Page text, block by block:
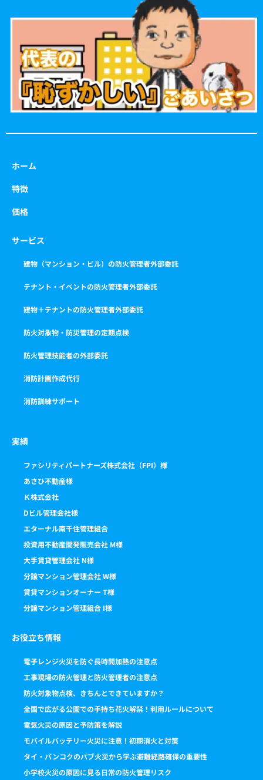
o
k
g
a
m
e
u
b
e
ホーム
特徴
価格
サービス
建物（マンション・ビル）の防火管理者外部委託
テナント・イベントの防火管理者外部委託
建物＋テナントの防火管理者外部委託
防火対象物・防災管理の定期点検
防火管理技能者の外部委託
消防計画作成代行
消防訓練サポート
実績
ファシリティパートナーズ株式会社（FPI）様
あさひ不動産様
Ｋ株式会社
Dビル管理会社様
エターナル南千住管理組合
投資用不動産開発販売会社 M様
大手賃貸管理会社 N様
分譲マンション管理会社 W様
賃貸マンションオーナー T様
分譲マンション管理組合 I様
お役立ち情報
電子レンジ火災を防ぐ長時間加熱の注意点
工事現場の防火管理と防火管理者の注意点
防火対象物点検、きちんとできていますか？
全国で広がる公園での手持ち花火解禁！利用ルールについて
電気火災の原因と予防策を解説
モバイルバッテリー火災に注意！初期消火と対策
タイ・バンコクのパブ火災から学ぶ避難経路確保の重要性
小学校火災の原因に見る日常の防火管理リスク